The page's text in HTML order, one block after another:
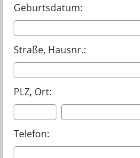
Geburtsdatum:
Straße, Hausnr.:
PLZ, Ort:
Telefon: